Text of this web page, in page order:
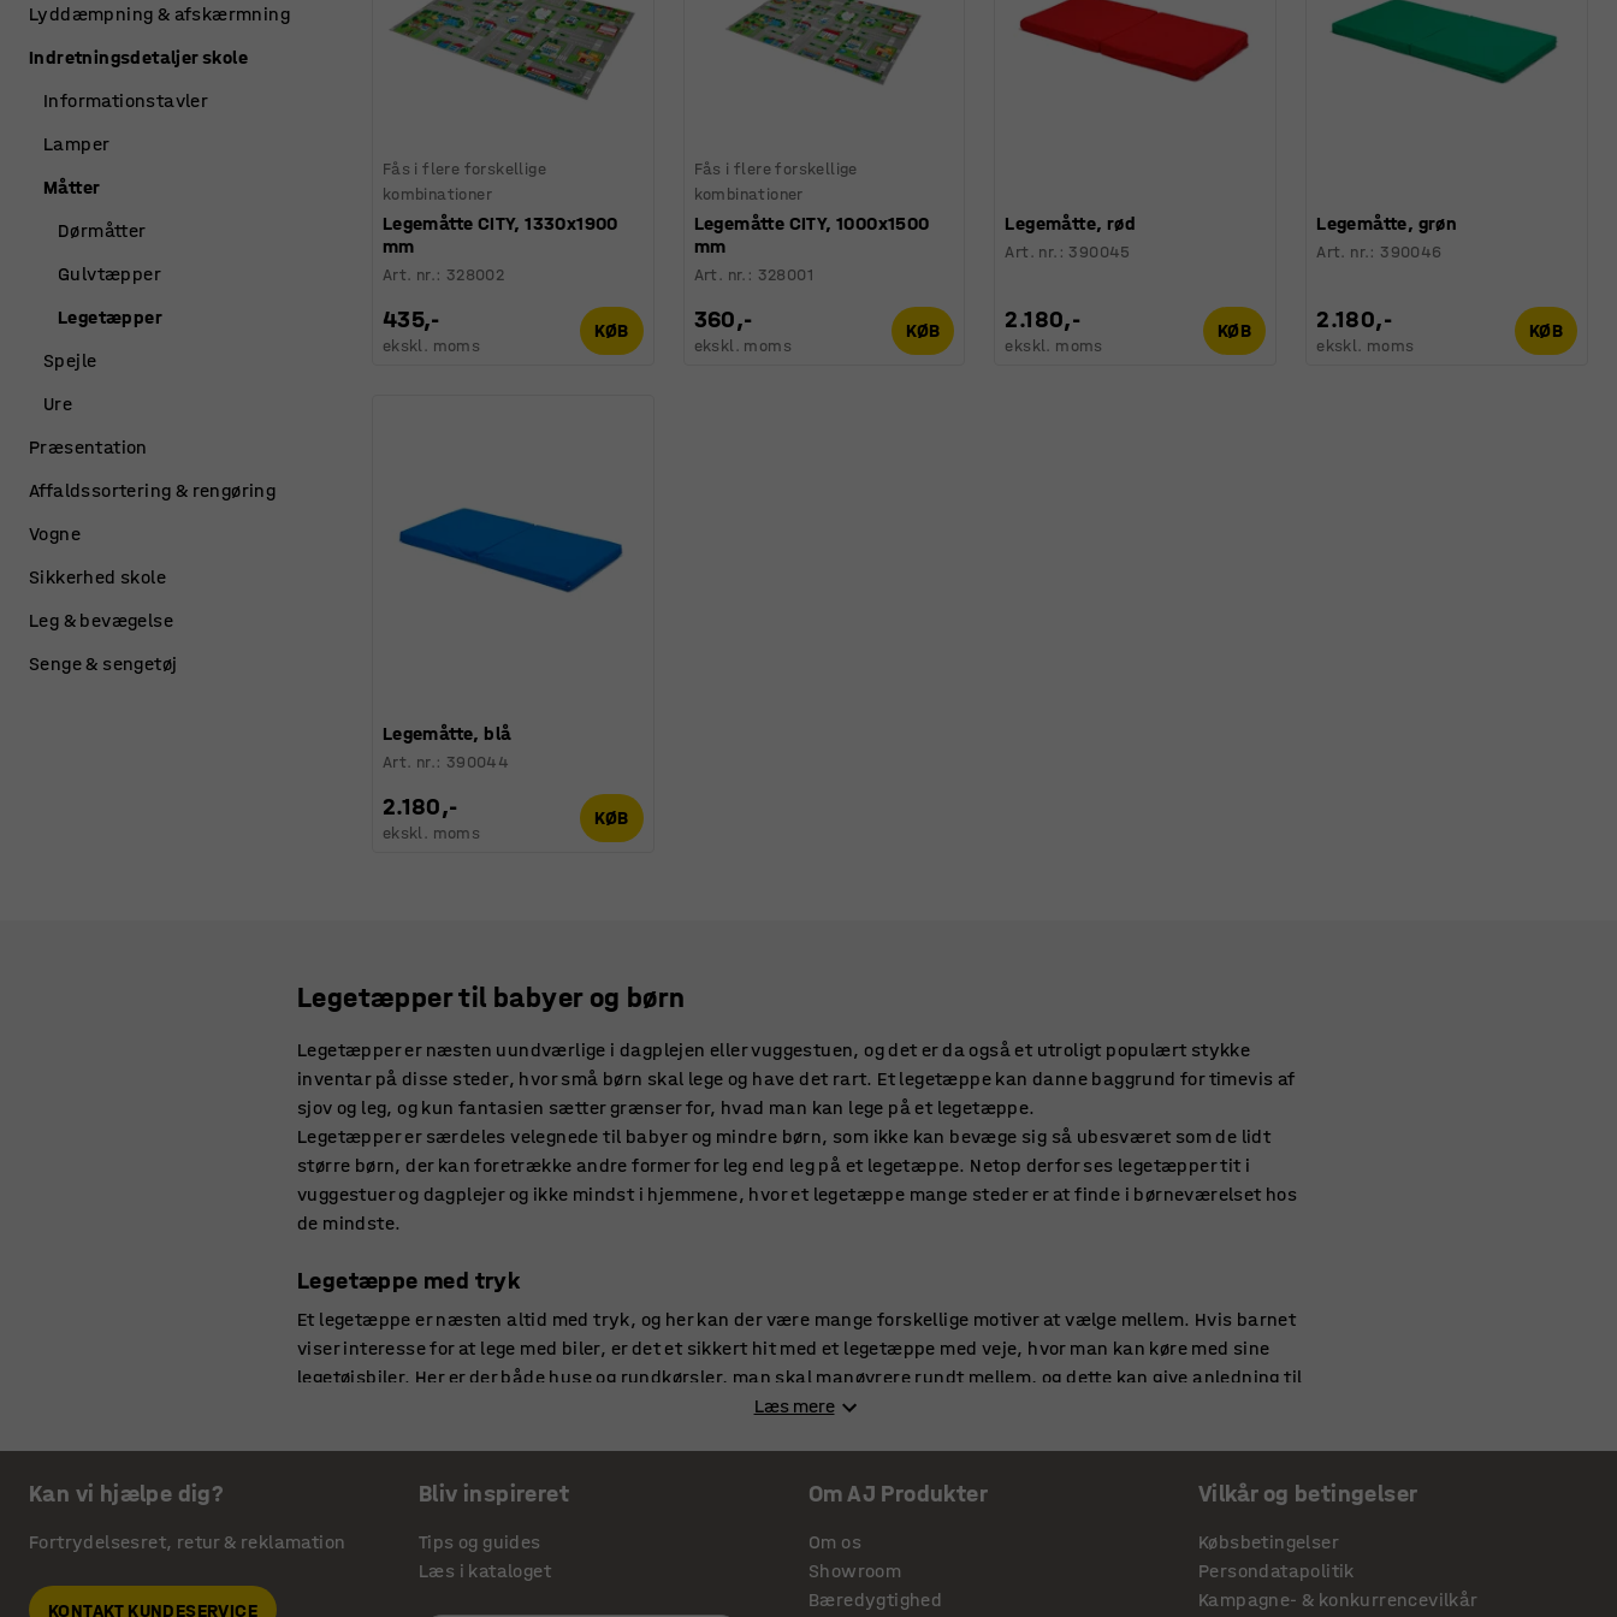
Fås i flere forskellige
kombinationer
Legemåtte CITY, 1330x1900
mm
Art. nr.: 328002
435,-
ekskl. moms
KØB
Fås i flere forskellige
kombinationer
Legemåtte CITY, 1000x1500
mm
Art. nr. : 328001
360,-
ekskl. moms
KØB
Legemåtte, rød
Art. nr. : 390045
2.180,-
ekskl. moms
KØB
Legemåtte, grøn
Art. nr.: 390046
2.180,-
ekskl. moms
KØB
Legemåtte, blå
Art. nr.: 390044
2.180,-
ekskl. moms
KØB
Lyddæmpning & afskærmning
Indretningsdetaljer skole
Informationstavler
Lamper
Måtter
Dørmåtter
Gulvtæpper
Legetæpper
Spejle
Ure
Præsentation
Affaldssortering & rengøring
Vogne
Sikkerhed skole
Leg & bevægelse
Senge & sengetøj
Legetæpper til babyer og børn
Legetæpper er næsten uundværlige i dagplejen eller vuggestuen, og det er da også et utroligt populært stykke
inventar på disse steder, hvor små børn skal lege og have det rart. Et legetæppe kan danne baggrund for timevis af
sjov og leg, og kun fantasien sætter grænser for, hvad man kan lege på et legetæppe.
Legetæpper er særdeles velegnede til babyer og mindre børn, som ikke kan bevæge sig så ubesværet som de lidt
større børn, der kan foretrække andre former for leg end leg på et legetæppe. Netop derfor ses legetæpper tit i
vuggestuer og dagplejer og ikke mindst i hjemmene, hvor et legetæppe mange steder er at finde i børneværelset hos
de mindste.
Legetæppe med tryk
Et legetæppe er næsten altid med tryk, og her kan der være mange forskellige motiver at vælge mellem. Hvis barnet
viser interesse for at lege med biler, er det et sikkert hit med et legetæppe med veje, hvor man kan køre med sine
legetøjsbiler. Her er der både huse og rundkørsler, man skal manøvrere rundt mellem, og dette kan give anledning til
megen sjov og leg. Dette er især et hit på mange drengeværelser, men absolut også på pigeværelser.
Legetæpper er til både piger og drenge, og udover legetæppet til leg med biler findes der mange andre legetæpper,
man kan vælge. For eksempel kan man vælge et tæppe med forskellige figurer, som man kan have sjov med at tælle
eller på anden måde lege med. I dagplejen kan et sådant legetæppe bidrage til både leg og læring, og både af denne
grund, men også at tæppet er meget dekorativt, vælger mange dette tæppe.
Læs mere
Kan vi hjælpe dig?
Fortrydelsesret, retur & reklamation
KONTAKT KUNDESERVICE
Bliv inspireret
Tips og guides
Læs i kataloget
Om AJ Produkter
Om os
Showroom
Bæredygtighed
Vilkår og betingelser
Købsbetingelser
Persondatapolitik
Kampagne- & konkurrencevilkår